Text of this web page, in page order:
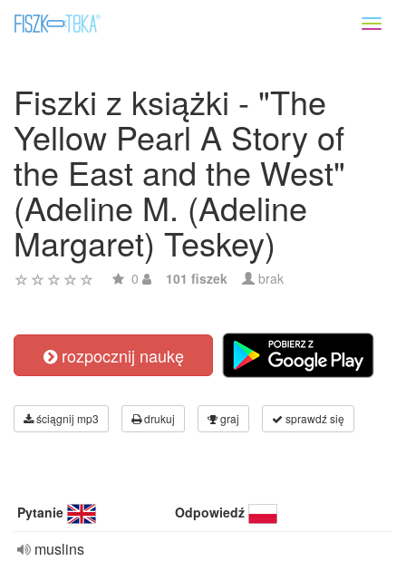
Fiszki z książki - "The
Yellow Pearl A Story of
the East and the West"
(Adeline M. (Adeline
Margaret) Teskey)
0 101 fiszek brak
rozpocznij naukę
ściągnij mp3 drukuj graj sprawdź się
Pytanie Odpowiedź
muslins